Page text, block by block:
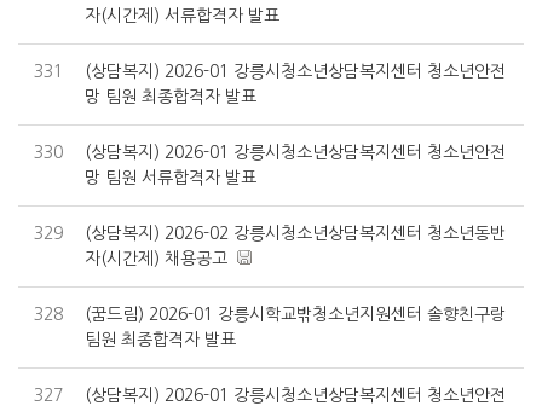
자(시간제) 서류합격자 발표
331
(상담복지) 2026-01 강릉시청소년상담복지센터 청소년안전
망 팀원 최종합격자 발표
330
(상담복지) 2026-01 강릉시청소년상담복지센터 청소년안전
망 팀원 서류합격자 발표
329
(상담복지) 2026-02 강릉시청소년상담복지센터 청소년동반
자(시간제) 채용공고
328
(꿈드림) 2026-01 강릉시학교밖청소년지원센터 솔향친구랑
팀원 최종합격자 발표
327
(상담복지) 2026-01 강릉시청소년상담복지센터 청소년안전